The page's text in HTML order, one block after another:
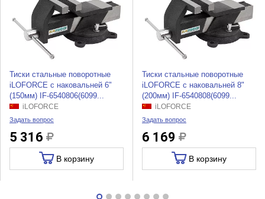
Тиски стальные поворотные
iLOFORCE с наковальней 6"
(150мм) IF-6540806(6099...
iLOFORCE
Задать вопрос
5 316
В корзину
Тиски стальные поворотные
iLOFORCE с наковальней 8"
(200мм) IF-6540808(6099...
iLOFORCE
Задать вопрос
6 169
В корзину